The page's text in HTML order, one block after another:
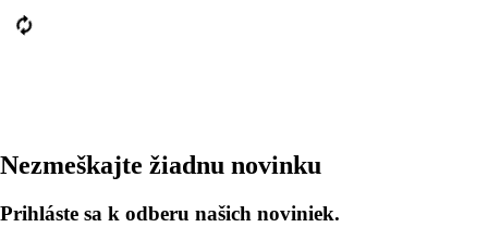
Nezmeškajte žiadnu novinku
Prihláste sa k odberu našich noviniek.